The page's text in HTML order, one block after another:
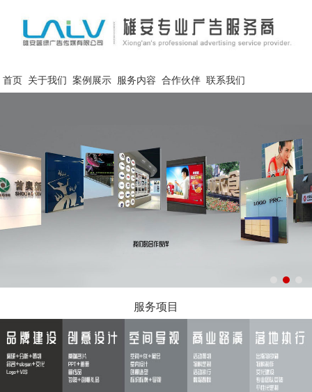
首页 关于我们 案例展示 服务内容 合作伙伴 联系我们
服务项目